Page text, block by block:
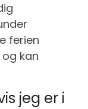
ferien
kan
jeg er i